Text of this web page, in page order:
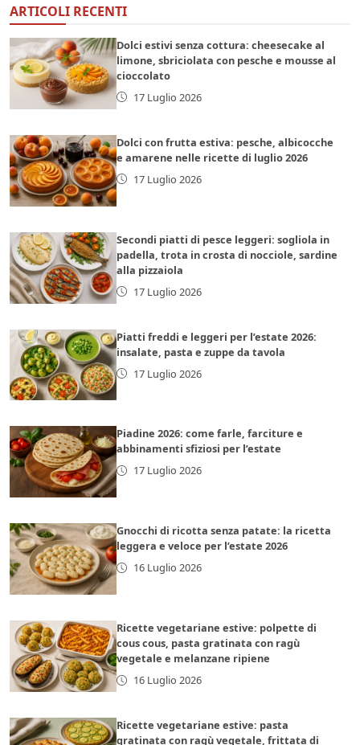
ARTICOLI RECENTI
Dolci estivi senza cottura: cheesecake al
limone, sbriciolata con pesche e mousse al
cioccolato
17 Luglio 2026
Dolci con frutta estiva: pesche, albicocche
e amarene nelle ricette di luglio 2026
17 Luglio 2026
Secondi piatti di pesce leggeri: sogliola in
padella, trota in crosta di nocciole, sardine
alla pizzaiola
17 Luglio 2026
Piatti freddi e leggeri per l’estate 2026:
insalate, pasta e zuppe da tavola
17 Luglio 2026
Piadine 2026: come farle, farciture e
abbinamenti sfiziosi per l’estate
17 Luglio 2026
Gnocchi di ricotta senza patate: la ricetta
leggera e veloce per l’estate 2026
16 Luglio 2026
Ricette vegetariane estive: polpette di
cous cous, pasta gratinata con ragù
vegetale e melanzane ripiene
16 Luglio 2026
Ricette vegetariane estive: pasta
gratinata con ragù vegetale, frittata di